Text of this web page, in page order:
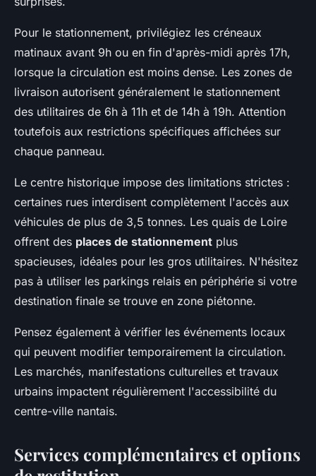
Pour le stationnement, privilégiez les créneaux
matinaux avant 9h ou en fin d'après-midi après 17h,
lorsque la circulation est moins dense. Les zones de
livraison autorisent généralement le stationnement
des utilitaires de 6h à 11h et de 14h à 19h. Attention
toutefois aux restrictions spécifiques affichées sur
chaque panneau.
Le centre historique impose des limitations strictes :
certaines rues interdisent complètement l'accès aux
véhicules de plus de 3,5 tonnes. Les quais de Loire
offrent des places de stationnement plus
spacieuses, idéales pour les gros utilitaires. N'hésitez
pas à utiliser les parkings relais en périphérie si votre
destination finale se trouve en zone piétonne.
Pensez également à vérifier les événements locaux
qui peuvent modifier temporairement la circulation.
Les marchés, manifestations culturelles et travaux
urbains impactent régulièrement l'accessibilité du
centre-ville nantais.
Services complémentaires et options